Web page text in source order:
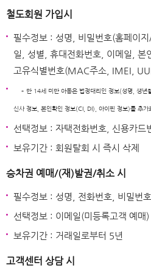
철도회원 가입시
필수정보 : 성명, 비밀번호(홈페이
일, 성별, 휴대전화번호, 이메일, 본
고유식별번호(MAC주소, IMEI,
* 만 14세 미만 아동은 법정대리인 정보(성명, 생년
신사 정보, 본인확인 정보(CI, DI), 아이핀 정보)를 추가
선택정보 : 자택전화번호, 신용카드
보유기간 : 회원탈회 시 즉시 삭제
승차권 예매/(재)발권/취소 시
필수정보 : 성명, 전화번호, 비밀번
선택정보 : 이메일(미등록고객 예매)
보유기간 : 거래일로부터 5년
고객센터 상담 시